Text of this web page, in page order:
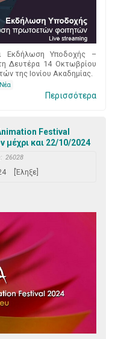
Εκδήλωση Υποδοχής –
Δευτέρα 14 Οκτωβρίου
της Ιονίου Ακαδημίας.
Περισσότερα
Festival
και 22/10/2024
26028
[Έληξε]